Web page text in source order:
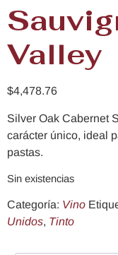
Valley
$4,478.76
Silver Oak Cabernet
carácter único, ideal
pastas.
Sin existencias
Categoría: Vino
Unidos, Tinto